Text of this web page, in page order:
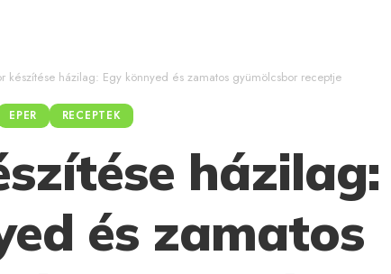
készítése házilag: Egy könnyed és zamatos gyümölcsbor receptje
EPER RECEPTEK
házilag:
és zamatos